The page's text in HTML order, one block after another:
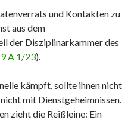
und Kontakten zu
aus dem
der Disziplinarkammer des
A 1/23).
kämpft, sollte ihnen nicht
mit Dienstgeheimnissen.
zieht die Reißleine: Ein